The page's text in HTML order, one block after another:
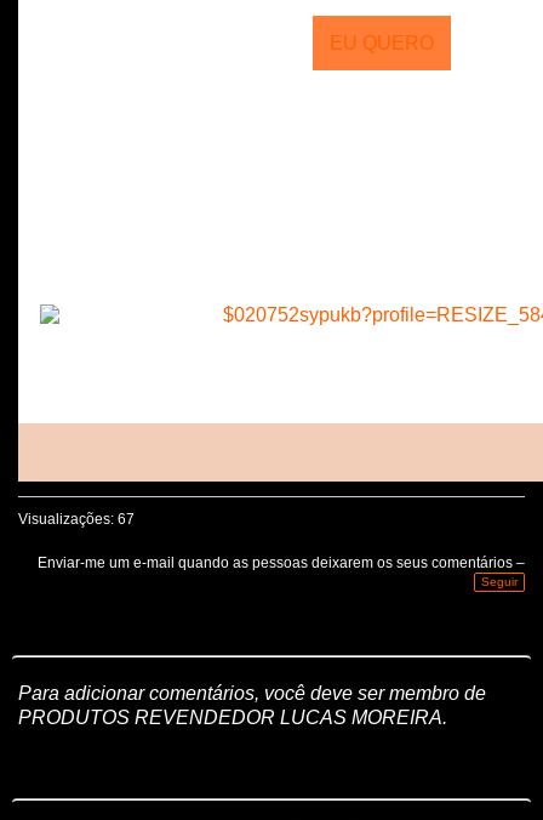
EU QUERO
Visualizações: 67
Enviar-me um e-mail quando as pessoas deixarem os seus comentários –
Seguir
Para adicionar comentários, você deve ser membro de
PRODUTOS REVENDEDOR LUCAS MOREIRA.